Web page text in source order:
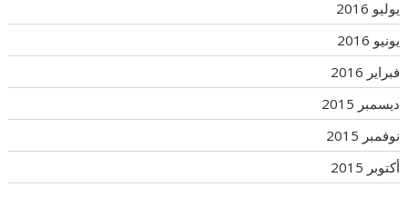
يوليو 2016
يونيو 2016
فبراير 2016
ديسمبر 2015
نوفمبر 2015
أكتوبر 2015